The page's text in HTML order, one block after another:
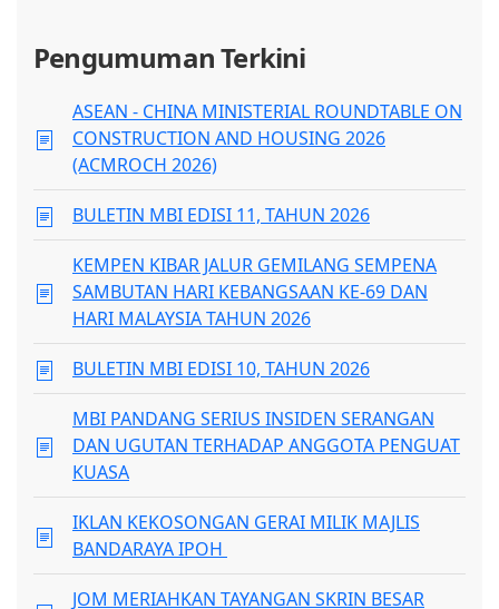
Pengumuman Terkini
ASEAN - CHINA MINISTERIAL ROUNDTABLE ON
CONSTRUCTION AND HOUSING 2026
(ACMROCH 2026)
BULETIN MBI EDISI 11, TAHUN 2026
KEMPEN KIBAR JALUR GEMILANG SEMPENA
SAMBUTAN HARI KEBANGSAAN KE-69 DAN
HARI MALAYSIA TAHUN 2026
BULETIN MBI EDISI 10, TAHUN 2026
MBI PANDANG SERIUS INSIDEN SERANGAN
DAN UGUTAN TERHADAP ANGGOTA PENGUAT
KUASA
IKLAN KEKOSONGAN GERAI MILIK MAJLIS
BANDARAYA IPOH
JOM MERIAHKAN TAYANGAN SKRIN BESAR